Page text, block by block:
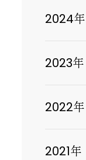
2024年
2023年
2022年
2021年